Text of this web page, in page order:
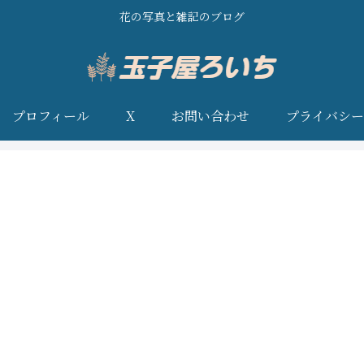
花の写真と雑記のブログ
プロフィール X お問い合わせ プライバシ